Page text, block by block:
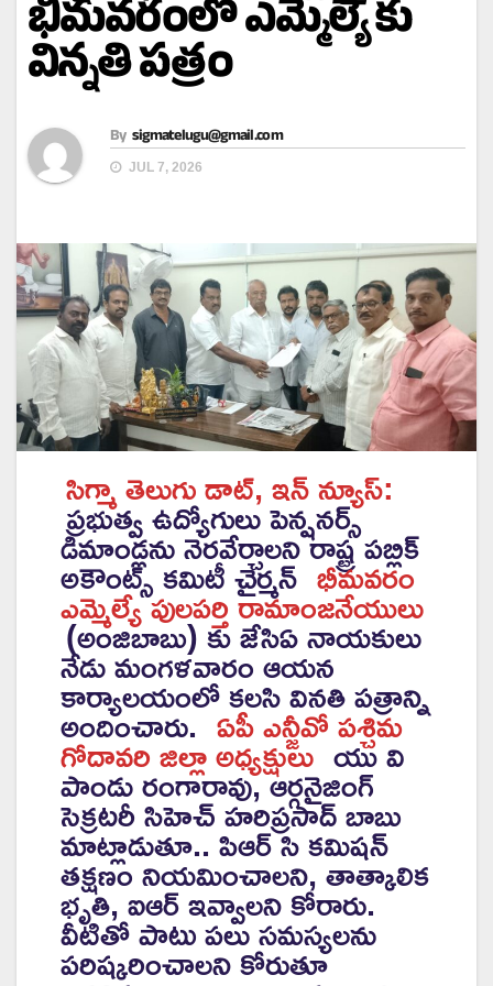
భీమవరంలో ఎమ్మెల్యే కు
విన్నతి పత్రం
By sigmatelugu@gmail.com
JUL 7, 2026
సిగ్మా తెలుగు డాట్, ఇన్ న్యూస్:
ప్రభుత్వ ఉద్యోగులు పెన్షనర్స్
డిమాండ్లను నెరవేర్చాలని రాష్ట్ర పబ్లిక్
అకౌంట్స్ కమిటీ చైర్మన్ భీమవరం
ఎమ్మెల్యే పులపర్తి రామాంజనేయులు
(అంజిబాబు) కు జేసిఏ నాయకులు
నేడు మంగళవారం ఆయన
కార్యాలయంలో కలసి వినతి పత్రాన్ని
అందించారు.ఏపీ ఎన్జీవో పశ్చిమ
గోదావరి జిల్లా అధ్యక్షులు యు వి
పాండు రంగారావు, ఆర్గనైజింగ్
సెక్రటరీ సిహెచ్ హరిప్రసాద్ బాబు
మాట్లాడుతూ.. పిఆర్ సి కమిషన్
తక్షణం నియమించాలని, తాత్కాలిక
భృతి, ఐఆర్ ఇవ్వాలని కోరారు.
వీటితో పాటు పలు సమస్యలను
పరిష్కరించాలని కోరుతూ